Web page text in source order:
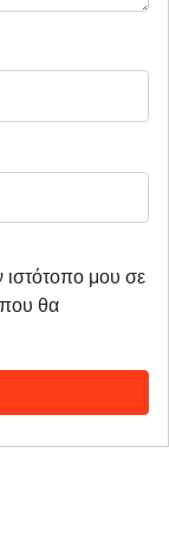
μου σε
θα